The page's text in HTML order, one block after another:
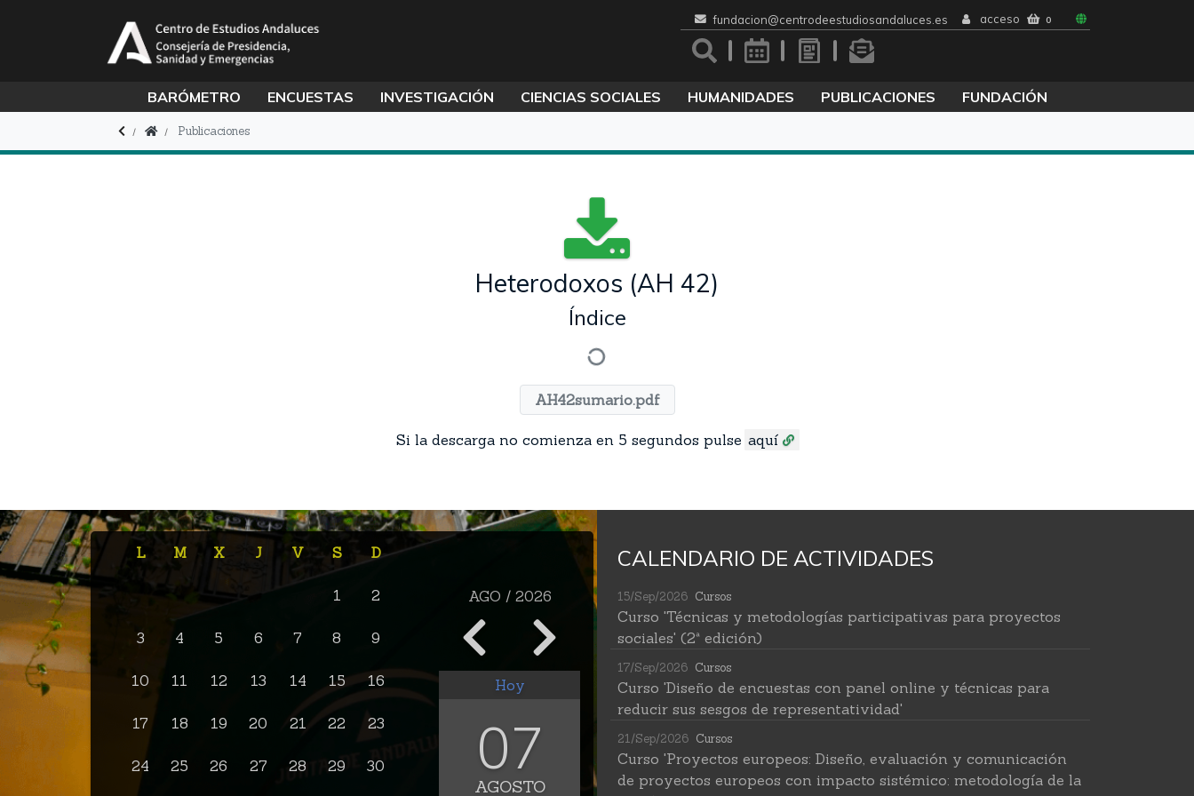
fundacion@centrodeestudiosandaluces.es acceso 0
BARÓMETRO ENCUESTAS INVESTIGACIÓN CIENCIAS SOCIALES HUMANIDADES PUBLICACIONES FUNDACIÓN
Publicaciones
Heterodoxos (AH 42)
Índice
AH42sumario.pdf
Si la descarga no comienza en 5 segundos pulse aquí
L M X J V S D
1 2
3 4 5 6 7 8 9
10 11 12 13 14 15 16
17 18 19 20 21 22 23
24 25 26 27 28 29 30
AGO / 2026
Hoy
07
AGOSTO
CALENDARIO DE ACTIVIDADES
15/Sep/2026 Cursos
Curso 'Técnicas y metodologías participativas para proyectos
sociales' (2ª edición)
17/Sep/2026 Cursos
Curso 'Diseño de encuestas con panel online y técnicas para
reducir sus sesgos de representatividad'
21/Sep/2026 Cursos
Curso 'Proyectos europeos: Diseño, evaluación y comunicación
de proyectos europeos con impacto sistémico: metodología de la